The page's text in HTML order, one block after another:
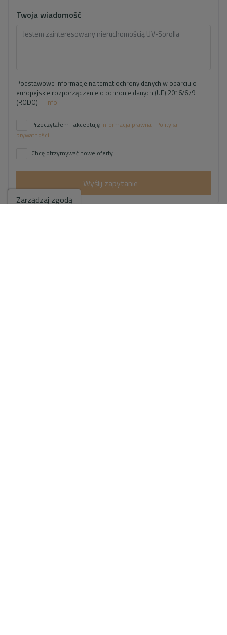
Twoja wiadomość
Podstawowe informacje na temat ochrony danych w oparciu o
europejskie rozporządzenie o ochronie danych (UE) 2016/679
(RODO). + Info
Przeczytałem i akceptuję Informacja prawna i Polityka
prywatności
Chcę otrzymywać nowe oferty
Wyślij zapytanie
Zarządzaj zgodą